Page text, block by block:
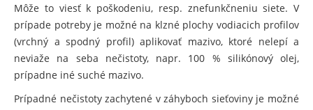
Môže to viesť k poškodeniu, resp. znefunkčneniu siete. V
prípade potreby je možné na klzné plochy vodiacich profilov
(vrchný a spodný profil) aplikovať mazivo, ktoré nelepí a
neviaže na seba nečistoty, napr. 100 % silikónový olej,
prípadne iné suché mazivo.
Prípadné nečistoty zachytené v záhyboch sieťoviny je možné